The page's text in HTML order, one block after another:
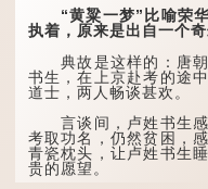
孔子在《论语·子罕
也说：「知者不惑，仁
忧，勇者不惧。」「知」
智慧的「智」相通，四
的男人应已累积足够智
不再对自己的人生感
惑、忧虑与恐惧。
到了五十岁，...
“黄粱一梦”比喻荣华
执着，原来是出自一个奇
典故是这样的：唐朝
书生，在上京赴考的途
道士，两人畅谈甚欢。
言谈间，卢姓书生感
考取功名，仍然贫困，
青瓷枕头，让卢姓书生
贵的愿望。